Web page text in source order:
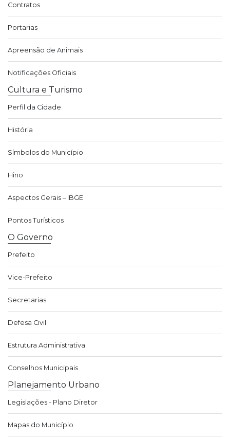
Contratos
Portarias
Apreensão de Animais
Notificações Oficiais
Cultura e Turismo
Perfil da Cidade
História
Símbolos do Município
Hino
Aspectos Gerais – IBGE
Pontos Turísticos
O Governo
Prefeito
Vice-Prefeito
Secretarias
Defesa Civil
Estrutura Administrativa
Conselhos Municipais
Planejamento Urbano
Legislações - Plano Diretor
Mapas do Município